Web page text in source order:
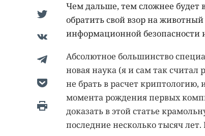
Чем дальше, тем сложнее будет
обратить свой взор на
информационной безопасности
Абсолютное большинство
новая наука (я и сам так
не брать в расчет
момента рождения первых
доказать в этой статье
последние несколько тысяч